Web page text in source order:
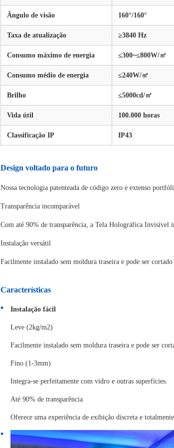
Ângulo de visão 160°/160°
Taxa de atualização ≥3840 Hz
Consumo máximo de energia ≤300~≤800W/㎡
Consumo médio de energia ≤240W/㎡
Brilho ≤5000cd/㎡
Vida útil 100.000 horas
Classificação IP IP43
Design voltado para o futuro
Nossa tecnologia patenteada de código zero e extenso
Transparência incomparável
Com até 90% de transparência, a Tela Holográfica Invisível
Instalação versátil
Facilmente instalado sem moldura traseira e pode ser
Características
Instalação fácil
Leve (2kg/m2)
Facilmente instalado sem moldura traseira e pode ser
Fino (1-3mm)
Integra-se perfeitamente com vidro e outras superfícies.
Até 90% de transparência
Oferece uma experiência de exibição discreta e